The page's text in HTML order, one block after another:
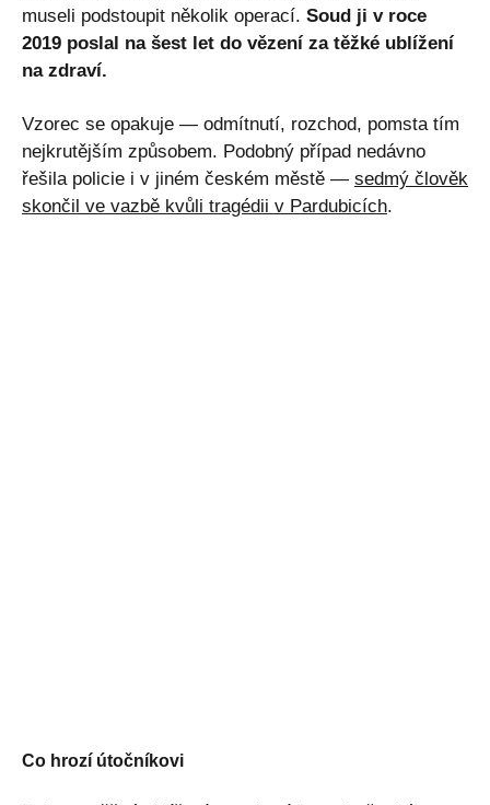
museli podstoupit několik operací. Soud ji v roce
2019 poslal na šest let do vězení za těžké ublížení
na zdraví.
Vzorec se opakuje — odmítnutí, rozchod, pomsta tím
nejkrutějším způsobem. Podobný případ nedávno
řešila policie i v jiném českém městě — sedmý člověk
skončil ve vazbě kvůli tragédii v Pardubicích.
Co hrozí útočníkovi